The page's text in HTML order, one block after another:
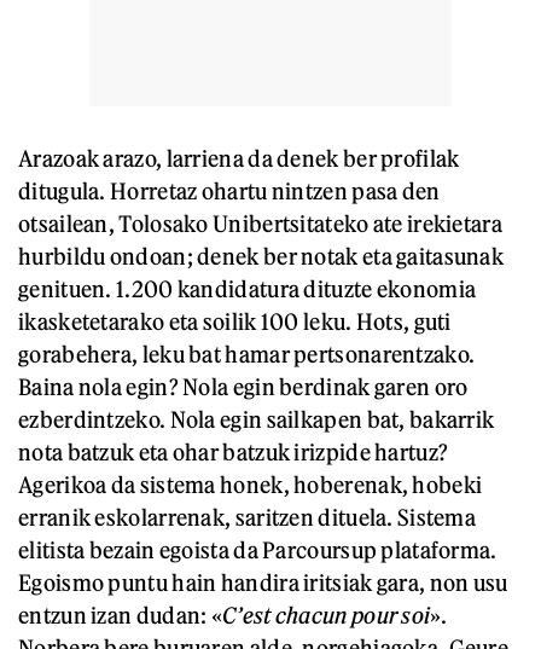
Arazoak arazo, larriena da denek ber profilak
ditugula. Horretaz ohartu nintzen pasa den
otsailean, Tolosako Unibertsitateko ate irekietara
hurbildu ondoan; denek ber notak eta gaitasunak
genituen. 1.200 kandidatura dituzte ekonomia
ikasketetarako eta soilik 100 leku. Hots, guti
gorabehera, leku bat hamar pertsonarentzako.
Baina nola egin? Nola egin berdinak garen oro
ezberdintzeko. Nola egin sailkapen bat, bakarrik
nota batzuk eta ohar batzuk irizpide hartuz?
Agerikoa da sistema honek, hoberenak, hobeki
erranik eskolarrenak, saritzen dituela. Sistema
elitista bezain egoista da Parcoursup plataforma.
Egoismo puntu hain handira iritsiak gara, non usu
entzun izan dudan: «C’est chacun pour soi».